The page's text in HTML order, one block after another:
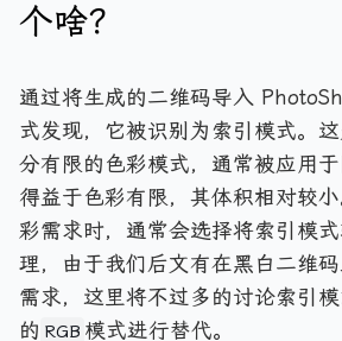
个啥？
通过将生成的二维码导入
式发现，它被识别为索引模式。
分有限的色彩模式，通常被应用于
得益于色彩有限，其体积相对较
彩需求时，通常会选择将索引模式
理，由于我们后文有在黑白二维
需求，这里将不过多的讨论索引
的 RGB 模式进行替代。